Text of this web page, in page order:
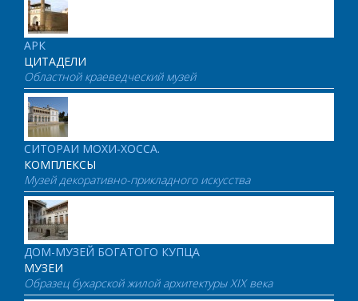
АРК
ЦИТАДЕЛИ
Областной краеведческий музей
СИТОРАИ МОХИ-ХОССА.
КОМПЛЕКСЫ
Музей декоративно-прикладного искусства
ДОМ-МУЗЕЙ БОГАТОГО КУПЦА
МУЗЕИ
Образец бухарской жилой архитектуры XIX века